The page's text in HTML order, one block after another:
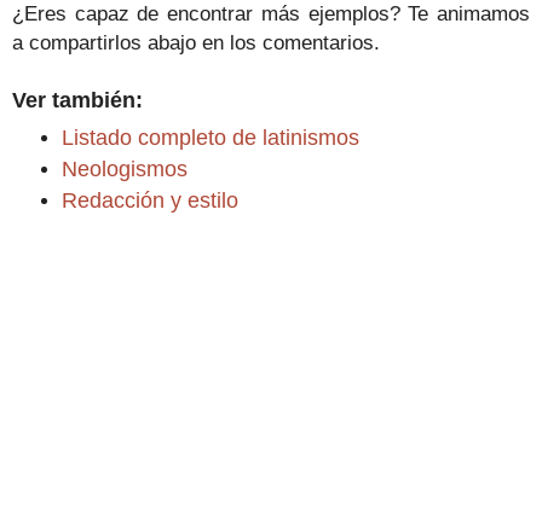
¿Eres capaz de encontrar más ejemplos? Te animamos
a compartirlos abajo en los comentarios.
Ver también:
Listado completo de latinismos
Neologismos
Redacción y estilo